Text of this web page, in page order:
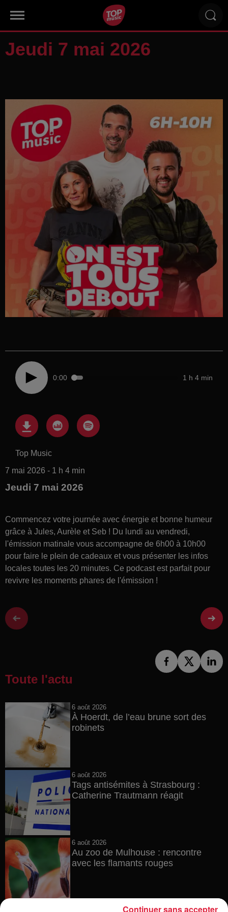
Jeudi 7 mai 2026
0:00 1 h 4 min
Top Music
7 mai 2026 - 1 h 4 min
Jeudi 7 mai 2026
Commencez votre journée avec énergie et bonne humeur
grâce à Jules, Aurèle et Seb ! Du lundi au vendredi,
l'émission matinale vous accompagne de 6h00 à 10h00
pour faire le plein de cadeaux et vous présenter les infos
locales toutes les 20 minutes. Ce podcast est parfait pour
revivre les moments phares de l'émission !
Toute l'actu
6 août 2026
À Hoerdt, de l’eau brune sort des
robinets
6 août 2026
Tags antisémites à Strasbourg :
Catherine Trautmann réagit
6 août 2026
Au zoo de Mulhouse : rencontre
avec les flamants rouges
Continuer sans accepter